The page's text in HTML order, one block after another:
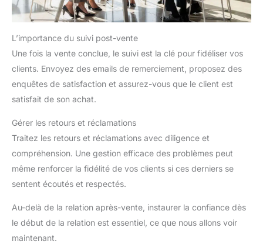
L’importance du suivi post-vente
Une fois la vente conclue, le suivi est la clé pour fidéliser vos
clients. Envoyez des emails de remerciement, proposez des
enquêtes de satisfaction et assurez-vous que le client est
satisfait de son achat.
Gérer les retours et réclamations
Traitez les retours et réclamations avec diligence et
compréhension. Une gestion efficace des problèmes peut
même renforcer la fidélité de vos clients si ces derniers se
sentent écoutés et respectés.
Au-delà de la relation après-vente, instaurer la confiance dès
le début de la relation est essentiel, ce que nous allons voir
maintenant.